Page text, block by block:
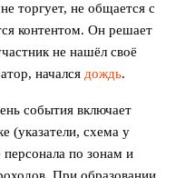
торгует, не общается с
контентом. Он решает
не нашёл своё
начался дождь.
события включает
(указатели, схема у
персонала по зонам и